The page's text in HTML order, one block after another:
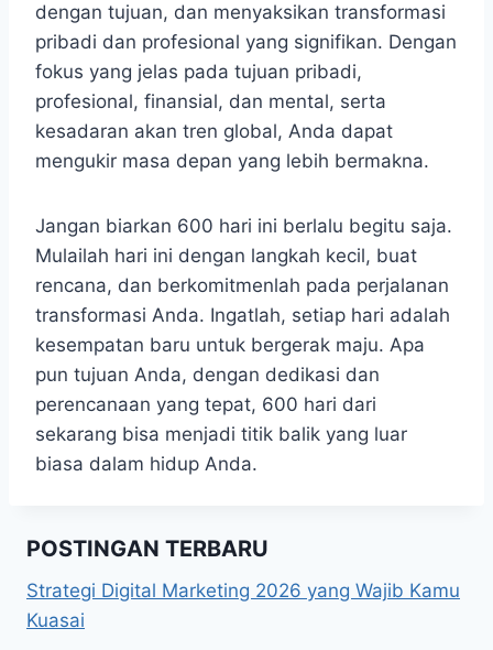
dengan tujuan, dan menyaksikan transformasi
pribadi dan profesional yang signifikan. Dengan
fokus yang jelas pada tujuan pribadi,
profesional, finansial, dan mental, serta
kesadaran akan tren global, Anda dapat
mengukir masa depan yang lebih bermakna.
Jangan biarkan 600 hari ini berlalu begitu saja.
Mulailah hari ini dengan langkah kecil, buat
rencana, dan berkomitmenlah pada perjalanan
transformasi Anda. Ingatlah, setiap hari adalah
kesempatan baru untuk bergerak maju. Apa
pun tujuan Anda, dengan dedikasi dan
perencanaan yang tepat, 600 hari dari
sekarang bisa menjadi titik balik yang luar
biasa dalam hidup Anda.
POSTINGAN TERBARU
Strategi Digital Marketing 2026 yang Wajib Kamu
Kuasai